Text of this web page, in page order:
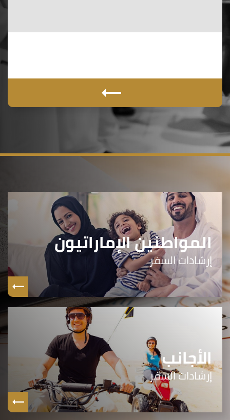
المواطنين الإماراتيون
إرشادات السفر
الأجانب
إرشادات السفر